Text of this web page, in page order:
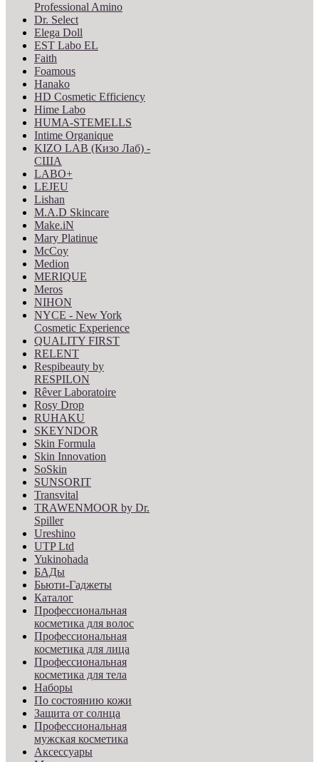
Professional Amino
Dr. Select
Elega Doll
EST Labo EL
Faith
Foamous
Hanako
HD Cosmetic Efficiency
Hime Labo
HUMA-STEMELLS
Intime Organique
KIZO LAB (Кизо Лаб) -
США
LABO+
LEJEU
Lishan
M.A.D Skincare
Make.iN
Mary Platinue
McCoy
Medion
MERIQUE
Meros
NIHON
NYCE - New York
Cosmetic Experience
QUALITY FIRST
RELENT
Respibeauty by
RESPILON
Rêver Laboratoire
Rosy Drop
RUHAKU
SKEYNDOR
Skin Formula
Skin Innovation
SoSkin
SUNSORIT
Transvital
TRAWENMOOR by Dr.
Spiller
Ureshino
UTP Ltd
Yukinohada
БАДы
Бьюти-Гаджеты
Каталог
Профессиональная
косметика для волос
Профессиональная
косметика для лица
Профессиональная
косметика для тела
Наборы
По состоянию кожи
Защита от солнца
Профессиональная
мужская косметика
Аксессуары